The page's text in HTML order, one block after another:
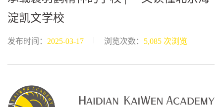
淀凯文学校
发布时间： 2025-03-17 浏览次数： 5,085 次浏览